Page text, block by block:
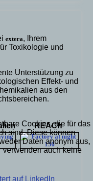
extera, Ihrem
Toxikologie und
Unterstützung zu
Effekt- und
aus den
REACh
Cookies, die für das
sind. Diese können
Daten anonym aus,
verwenden auch keine